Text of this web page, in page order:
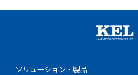
ソリューション・製品